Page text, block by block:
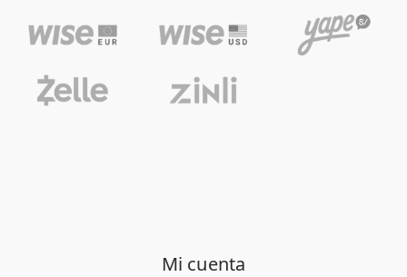
Mi cuenta